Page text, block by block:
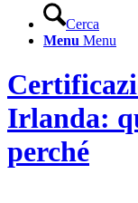
Cerca
Menu Menu
Irlanda:
perché